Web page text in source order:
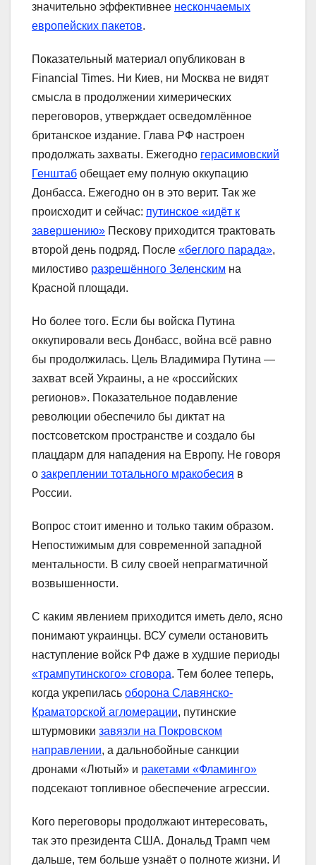
значительно эффективнее нескончаемых
европейских пакетов.
Показательный материал опубликован в
Financial Times. Ни Киев, ни Москва не видят
смысла в продолжении химерических
переговоров, утверждает осведомлённое
британское издание. Глава РФ настроен
продолжать захваты. Ежегодно герасимовский
Генштаб обещает ему полную оккупацию
Донбасса. Ежегодно он в это верит. Так же
происходит и сейчас: путинское «идёт к
завершению» Пескову приходится трактовать
второй день подряд. После «беглого парада»,
милостиво разрешённого Зеленским на
Красной площади.
Но более того. Если бы войска Путина
оккупировали весь Донбасс, война всё равно
бы продолжилась. Цель Владимира Путина —
захват всей Украины, а не «российских
регионов». Показательное подавление
революции обеспечило бы диктат на
постсоветском пространстве и создало бы
плацдарм для нападения на Европу. Не говоря
о закреплении тотального мракобесия в
России.
Вопрос стоит именно и только таким образом.
Непостижимым для современной западной
ментальности. В силу своей непрагматичной
возвышенности.
С каким явлением приходится иметь дело, ясно
понимают украинцы. ВСУ сумели остановить
наступление войск РФ даже в худшие периоды
«трампутинского» сговора. Тем более теперь,
когда укрепилась оборона Славянско-
Краматорской агломерации, путинские
штурмовики завязли на Покровском
направлении, а дальнобойные санкции
дронами «Лютый» и ракетами «Фламинго»
подсекают топливное обеспечение агрессии.
Кого переговоры продолжают интересовать,
так это президента США. Дональд Трамп чем
дальше, тем больше узнаёт о полноте жизни. И